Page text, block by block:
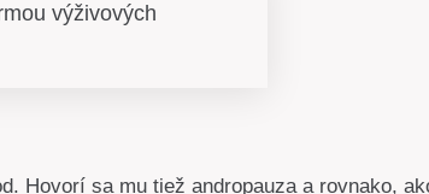
výživových
Hovorí sa mu tiež andropauza a rovnako,